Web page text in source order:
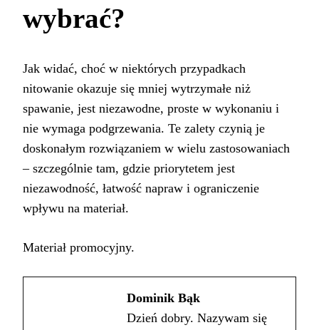
wybrać?
Jak widać, choć w niektórych przypadkach
nitowanie okazuje się mniej wytrzymałe niż
spawanie, jest niezawodne, proste w wykonaniu i
nie wymaga podgrzewania. Te zalety czynią je
doskonałym rozwiązaniem w wielu zastosowaniach
– szczególnie tam, gdzie priorytetem jest
niezawodność, łatwość napraw i ograniczenie
wpływu na materiał.
Materiał promocyjny.
Dominik Bąk
Dzień dobry. Nazywam się